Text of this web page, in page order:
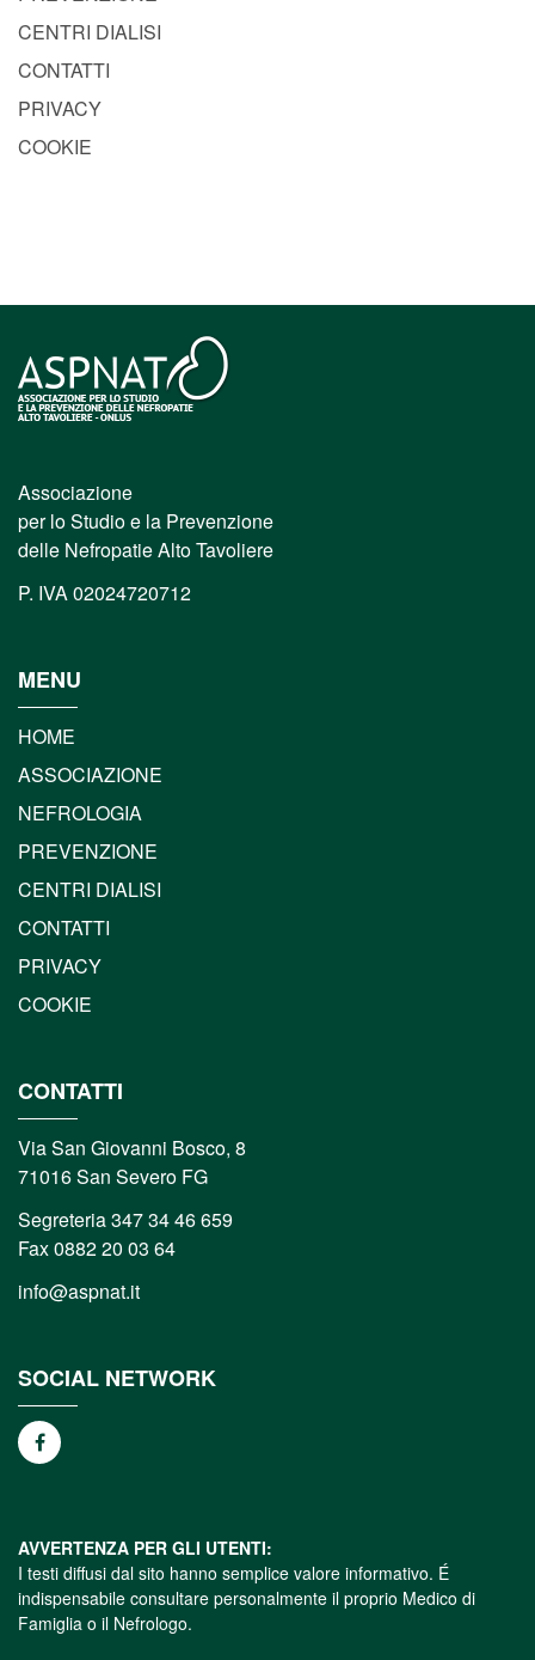
CENTRI DIALISI
CONTATTI
PRIVACY
COOKIE
Associazione
per lo Studio e la Prevenzione
delle Nefropatie Alto Tavoliere
P. IVA 02024720712
MENU
HOME
ASSOCIAZIONE
NEFROLOGIA
PREVENZIONE
CENTRI DIALISI
CONTATTI
PRIVACY
COOKIE
CONTATTI
Via San Giovanni Bosco, 8
71016 San Severo FG
Segreteria 347 34 46 659
Fax 0882 20 03 64
info@aspnat.it
SOCIAL NETWORK
AVVERTENZA PER GLI UTENTI:
I testi diffusi dal sito hanno semplice valore informativo. É
indispensabile consultare personalmente il proprio Medico di
Famiglia o il Nefrologo.